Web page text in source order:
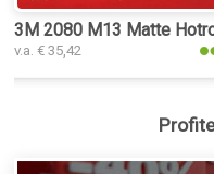
3M 2080 M13 Matte
v.a. € 35,42